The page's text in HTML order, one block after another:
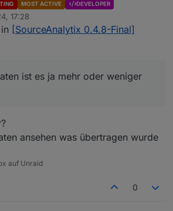
das obere ist doch dein
pro Woche und der untere
dein
Verbrauchpro Woche und da
die frage ist nur, warum es passiert ist, weil
MOST ACTIVE DEVELOPER
17:28
[SourceAnalytix 0.4.8-Final]
ist es ja mehr oder weniger
ansehen was übertragen wurde
auf Unraid
0